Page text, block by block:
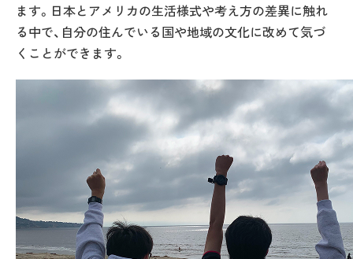
ます。日本とアメリカの生活様式や考え方の差異に触れ
る中で、自分の住んでいる国や地域の文化に改めて気づ
くことができます。